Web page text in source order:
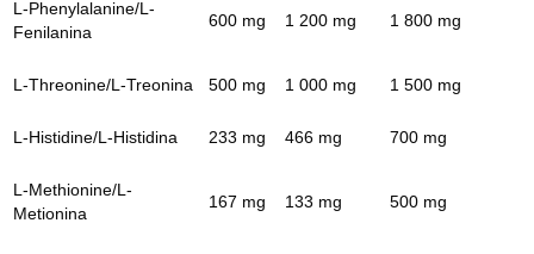
L-Phenylalanine/L-
Fenilanina
600 mg 1 200 mg 1 800 mg
L-Threonine/L-Treonina 500 mg 1 000 mg 1 500 mg
L-Histidine/L-Histidina 233 mg 466 mg 700 mg
L-Methionine/L-
Metionina
167 mg 133 mg 500 mg